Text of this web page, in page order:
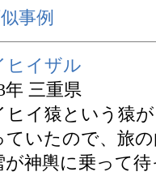
事例
ヒイザル
年 三重県
ヒイ猿という猿
ていたので、旅
が神輿に乗って